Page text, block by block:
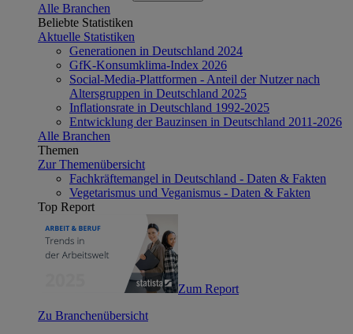
Alle Branchen
Beliebte Statistiken
Aktuelle Statistiken
Generationen in Deutschland 2024
GfK-Konsumklima-Index 2026
Social-Media-Plattformen - Anteil der Nutzer nach
Altersgruppen in Deutschland 2025
Inflationsrate in Deutschland 1992-2025
Entwicklung der Bauzinsen in Deutschland 2011-2026
Alle Branchen
Themen
Zur Themenübersicht
Fachkräftemangel in Deutschland - Daten & Fakten
Vegetarismus und Veganismus - Daten & Fakten
Top Report
Zum Report
Zu Branchenübersicht